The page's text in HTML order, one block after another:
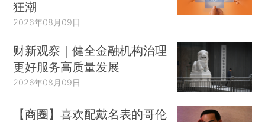
狂潮
2026年08月09日
财新观察｜健全金融机构治理
更好服务高质量发展
2026年08月09日
【商圈】喜欢配戴名表的哥伦